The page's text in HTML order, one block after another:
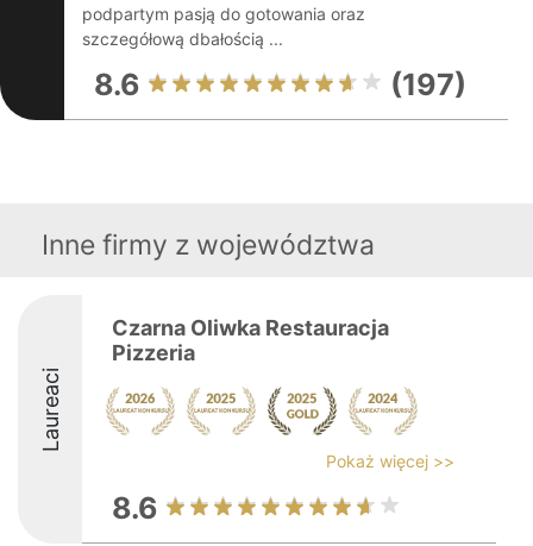
podpartym pasją do gotowania oraz
szczegółową dbałością ...
8.6 (197)
Inne firmy z województwa
Laureaci
Czarna Oliwka Restauracja
Pizzeria
Pokaż więcej >>
8.6